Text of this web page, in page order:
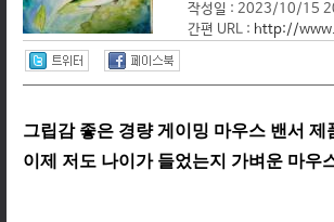
작성일 : 2023/10/15
간편 URL : http://
그립감 좋은 경량 게이밍 마우스 밴서 제
이제 저도 나이가 들었는지 가벼운 마우